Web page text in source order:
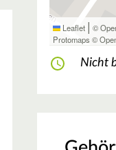
Leaflet | ©
Protomaps ©
Nicht